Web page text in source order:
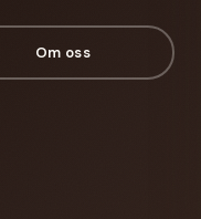
Om oss